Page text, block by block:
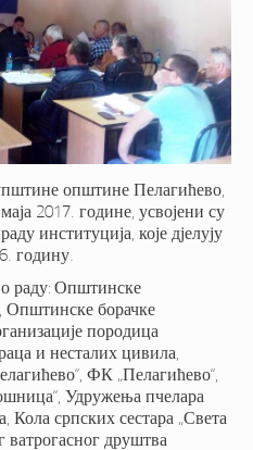
општине Пелагићево,
2017. године, усвојени су
институција, које дјелују
годину.
о раду: Општинске
Општинске борачке
породица
и несталих цивила,
ФК „Пелагићево“,
Удружења пчелара
Кола српских сестара „Света
друштва